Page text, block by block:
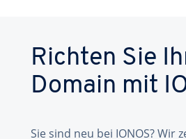
Richten Sie
Domain mit
Sie sind neu bei IONOS? Wir